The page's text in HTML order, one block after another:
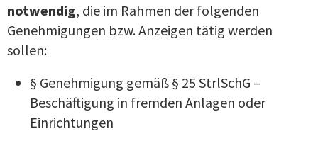
notwendig, die im Rahmen der folgenden
Genehmigungen bzw. Anzeigen tätig werden
sollen:
§ Genehmigung gemäß § 25 StrlSchG –
Beschäftigung in fremden Anlagen oder
Einrichtungen